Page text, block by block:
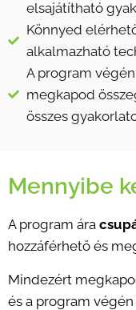
elsajátítható
Könnyed
alkalmazható
A program
megkapod
összes
Mennyibe
A program ára
hozzáférhető és
Mindezért
és a program